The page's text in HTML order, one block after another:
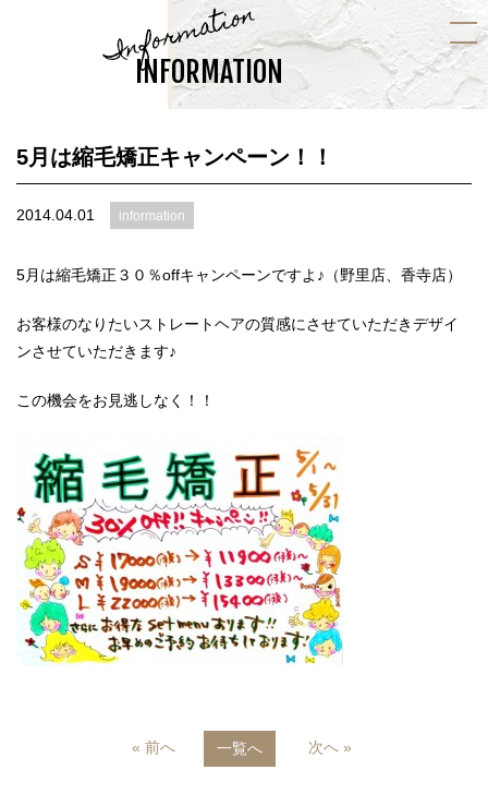
Information
INFORMATION
5月は縮毛矯正キャンペーン！！
2014.04.01 information
5月は縮毛矯正３０％offキャンペーンですよ♪（野里店、香寺店）
お客様のなりたいストレートヘアの質感にさせていただきデザイ
ンさせていただきます♪
この機会をお見逃しなく！！
« 前へ 一覧へ 次へ »